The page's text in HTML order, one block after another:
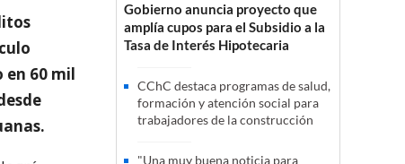
en 60 mil
Gobierno anuncia proyecto que
amplía cupos para el Subsidio a la
Tasa de Interés Hipotecaria
CChC destaca programas de salud,
formación y atención social para
trabajadores de la construcción
"Una muy buena noticia para